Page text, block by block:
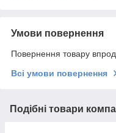
Умови повернення
Повернення товару
Всі умови повернення
Подібні товари